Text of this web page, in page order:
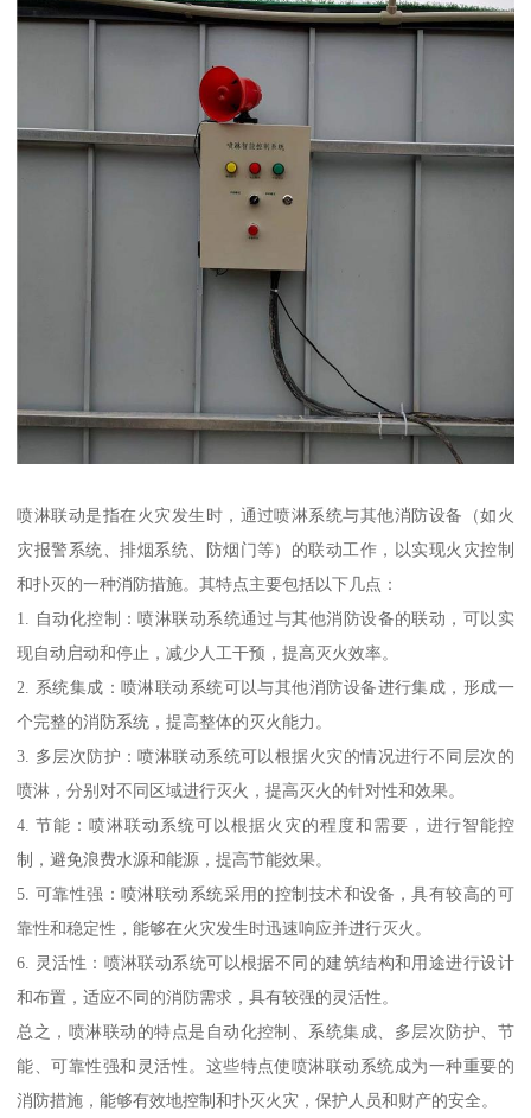
喷淋联动是指在火灾发生时，通过喷淋系统与其他消防设备（如火
灾报警系统、排烟系统、防烟门等）的联动工作，以实现火灾控制
和扑灭的一种消防措施。其特点主要包括以下几点：
1. 自动化控制：喷淋联动系统通过与其他消防设备的联动，可以实
现自动启动和停止，减少人工干预，提高灭火效率。
2. 系统集成：喷淋联动系统可以与其他消防设备进行集成，形成一
个完整的消防系统，提高整体的灭火能力。
3. 多层次防护：喷淋联动系统可以根据火灾的情况进行不同层次的
喷淋，分别对不同区域进行灭火，提高灭火的针对性和效果。
4. 节能：喷淋联动系统可以根据火灾的程度和需要，进行智能控
制，避免浪费水源和能源，提高节能效果。
5. 可靠性强：喷淋联动系统采用的控制技术和设备，具有较高的可
靠性和稳定性，能够在火灾发生时迅速响应并进行灭火。
6. 灵活性：喷淋联动系统可以根据不同的建筑结构和用途进行设计
和布置，适应不同的消防需求，具有较强的灵活性。
总之，喷淋联动的特点是自动化控制、系统集成、多层次防护、节
能、可靠性强和灵活性。这些特点使喷淋联动系统成为一种重要的
消防措施，能够有效地控制和扑灭火灾，保护人员和财产的安全。